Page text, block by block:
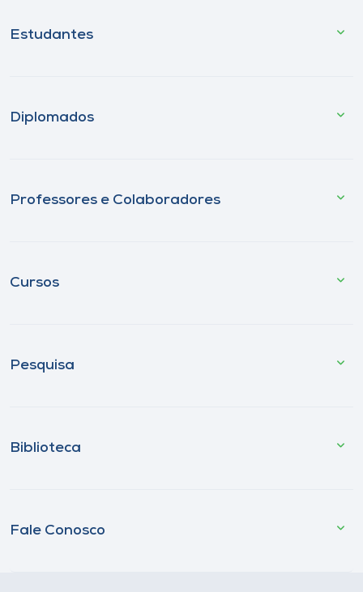
Estudantes
Diplomados
Professores e Colaboradores
Cursos
Pesquisa
Biblioteca
Fale Conosco